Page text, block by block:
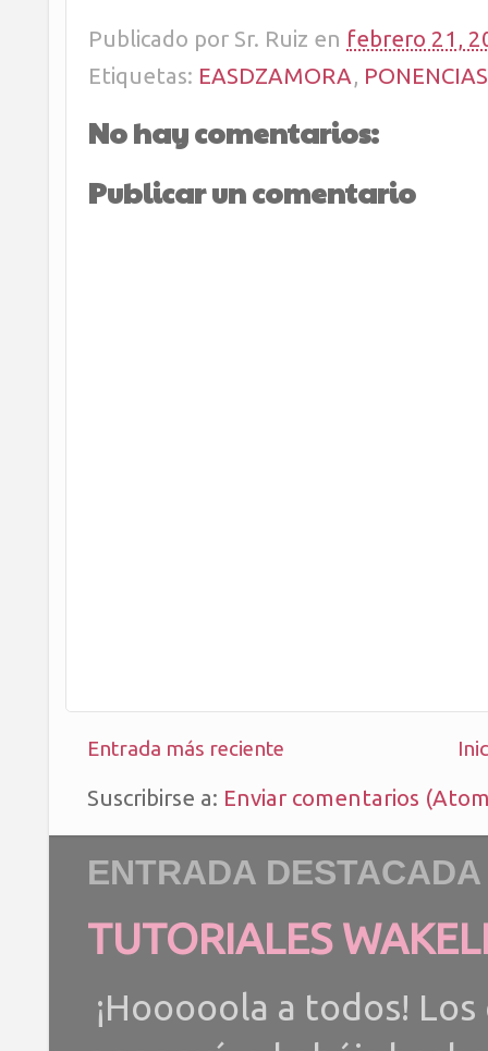
Publicado por Sr. Ruiz en febrero 21,
Etiquetas: EASDZAMORA, PONENCIAS
No hay comentarios:
Publicar un comentario
Entrada más reciente
Suscribirse a: Enviar comentarios
ENTRADA DESTACADA
TUTORIALES
¡Hooooola a todos!